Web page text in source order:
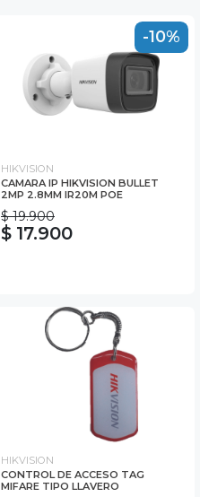
-10%
HIKVISION
CAMARA IP HIKVISION BULLET
2MP 2.8MM IR20M POE
$ 19.900
$ 17.900
HIKVISION
CONTROL DE ACCESO TAG
MIFARE TIPO LLAVERO